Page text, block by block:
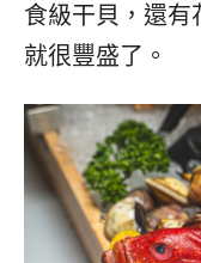
食級干貝，還有
就很豐盛了。